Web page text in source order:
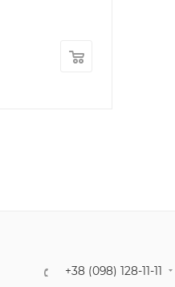
+38 (098) 128-11-11